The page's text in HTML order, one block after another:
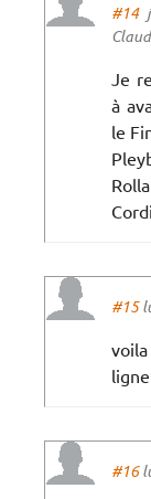
#14
Je
à
le
#15
#16